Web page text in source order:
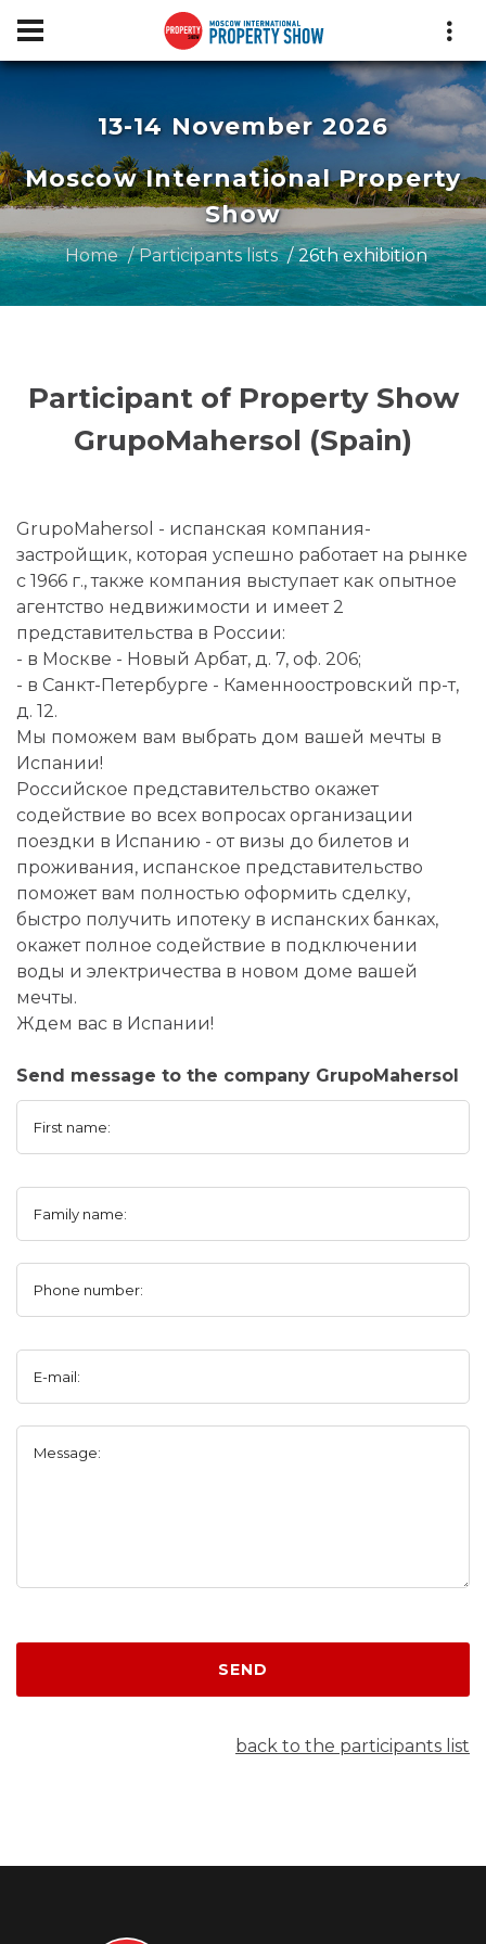
13-14 November 2026
Moscow International Property
Show
Home Participants lists 26th exhibition
Participant of Property Show
GrupoMahersol (Spain)
GrupoMahersol - испанская компания-
застройщик, которая успешно работает на рынке
с 1966 г., также компания выступает как опытное
агентство недвижимости и имеет 2
представительства в России:
- в Москве - Новый Арбат, д. 7, оф. 206;
- в Санкт-Петербурге - Каменноостровский пр-т,
д. 12.
Мы поможем вам выбрать дом вашей мечты в
Испании!
Российское представительство окажет
содействие во всех вопросах организации
поездки в Испанию - от визы до билетов и
проживания, испанское представительство
поможет вам полностью оформить сделку,
быстро получить ипотеку в испанских банках,
окажет полное содействие в подключении
воды и электричества в новом доме вашей
мечты.
Ждем вас в Испании!
Send message to the company GrupoMahersol
First name:
Family name:
Phone number:
E-mail:
Message:
SEND
back to the participants list